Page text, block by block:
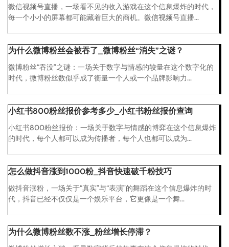
微信视频号直播，一场看不见的收入游戏在这个信息爆炸的时代，
每一个小小的屏幕都可能藏着巨大的商机。微信视频号直播...
为什么微博粉丝会被吞了_微博粉丝“消失”之谜？
微博粉丝“吞没”之谜：一场关于数字与情感的较量在这个数字化的
时代，微博粉丝数似乎成了衡量一个人或一个品牌影响力...
小红书800粉丝报价参考多少_小红书粉丝报价查询
小红书800粉丝报价：一场关于数字与情感的博弈在这个信息爆炸
的时代，每个人都可以成为传播者，每个人也都可以成为...
怎么做抖音涨到1000粉_抖音快速破千粉技巧
做抖音涨粉，一场关于“真实”与“表演”的舞蹈在这个信息爆炸的时
代，抖音已经不仅仅是一个娱乐平台，它更像是一个舞...
为什么微博粉丝数不涨_粉丝增长停滞？